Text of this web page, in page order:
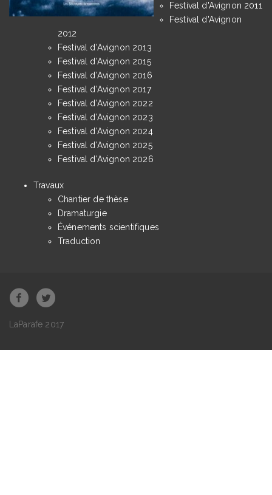
Festival d'Avignon 2011
Festival d'Avignon
2012
Festival d'Avignon 2013
Festival d'Avignon 2015
Festival d'Avignon 2016
Festival d'Avignon 2017
Festival d'Avignon 2022
Festival d'Avignon 2023
Festival d'Avignon 2024
Festival d'Avignon 2025
Festival d'Avignon 2026
Travaux
Chantier de thèse
Dramaturgie
Événements scientifiques
Traduction
LaParafe 2017